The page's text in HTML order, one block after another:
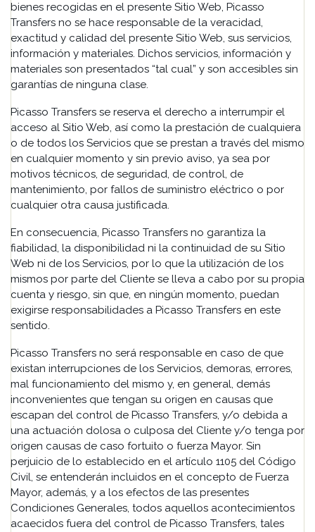
bienes recogidas en el presente Sitio Web, Picasso
Transfers no se hace responsable de la veracidad,
exactitud y calidad del presente Sitio Web, sus servicios,
información y materiales. Dichos servicios, información y
materiales son presentados “tal cual” y son accesibles sin
garantías de ninguna clase.
Picasso Transfers se reserva el derecho a interrumpir el
acceso al Sitio Web, así como la prestación de cualquiera
o de todos los Servicios que se prestan a través del mismo
en cualquier momento y sin previo aviso, ya sea por
motivos técnicos, de seguridad, de control, de
mantenimiento, por fallos de suministro eléctrico o por
cualquier otra causa justificada.
En consecuencia, Picasso Transfers no garantiza la
fiabilidad, la disponibilidad ni la continuidad de su Sitio
Web ni de los Servicios, por lo que la utilización de los
mismos por parte del Cliente se lleva a cabo por su propia
cuenta y riesgo, sin que, en ningún momento, puedan
exigirse responsabilidades a Picasso Transfers en este
sentido.
Picasso Transfers no será responsable en caso de que
existan interrupciones de los Servicios, demoras, errores,
mal funcionamiento del mismo y, en general, demás
inconvenientes que tengan su origen en causas que
escapan del control de Picasso Transfers, y/o debida a
una actuación dolosa o culposa del Cliente y/o tenga por
origen causas de caso fortuito o fuerza Mayor. Sin
perjuicio de lo establecido en el artículo 1105 del Código
Civil, se entenderán incluidos en el concepto de Fuerza
Mayor, además, y a los efectos de las presentes
Condiciones Generales, todos aquellos acontecimientos
acaecidos fuera del control de Picasso Transfers, tales